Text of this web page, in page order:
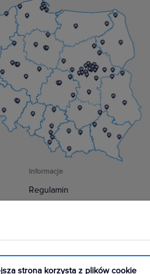
strona korzysta z plików cookie
Informacje
Regulamin